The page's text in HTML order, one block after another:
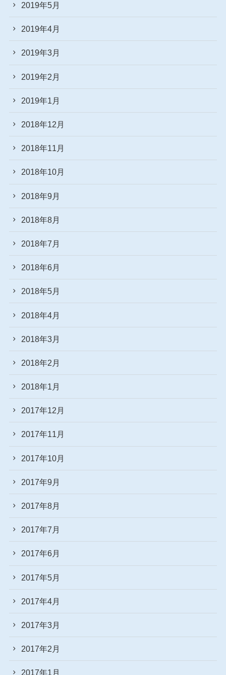
2019年5月
2019年4月
2019年3月
2019年2月
2019年1月
2018年12月
2018年11月
2018年10月
2018年9月
2018年8月
2018年7月
2018年6月
2018年5月
2018年4月
2018年3月
2018年2月
2018年1月
2017年12月
2017年11月
2017年10月
2017年9月
2017年8月
2017年7月
2017年6月
2017年5月
2017年4月
2017年3月
2017年2月
2017年1月